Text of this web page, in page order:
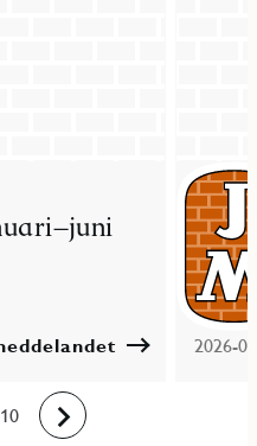
JM
2026-
Framåt